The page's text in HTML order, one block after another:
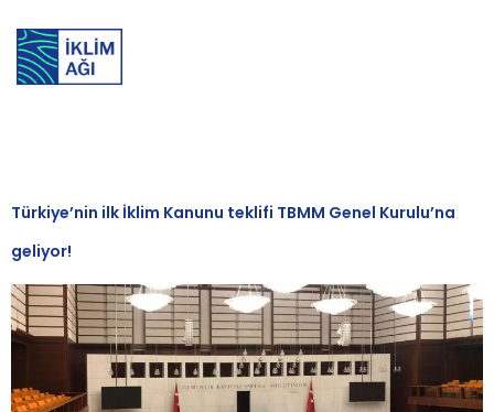
Türkiye’nin ilk İklim Kanunu teklifi TBMM Genel Kurulu’na
geliyor!